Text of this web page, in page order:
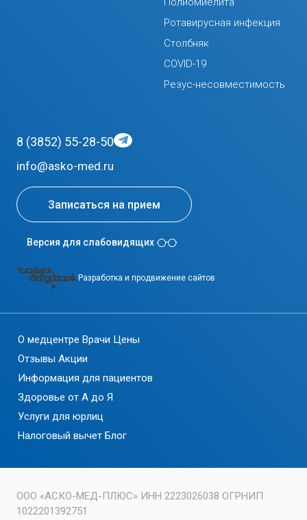
Ротавирусная инфекция
Столбняк
COVID-19
Резус-несовместимость
8 (3852) 55-28-50
info@asko-med.ru
Записаться на прием
Версия для слабовидящих
Разработка и продвижение сайтов
О медцентре Врачи Цены
Отзывы Акции
Информация для пациентов
Здоровье от А до Я
Услуги для юрлиц
Налоговый вычет Блог
ООО «АСКО-МЕД-ПЛЮС» ИНН 2223026038 ОГРНИП
1022201392751